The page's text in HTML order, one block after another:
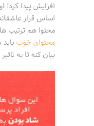
افزایش پیدا کرد!
اساس قرار
محتوا هم ترتیب
محتوای خوب
بیان کنه تا به